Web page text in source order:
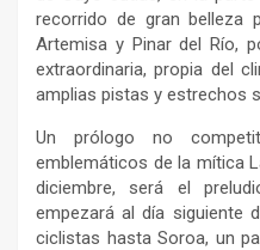
recorrido de gran belleza
Artemisa y Pinar del Río,
extraordinaria, propia del
amplias pistas y estrechos
Un prólogo no
emblemáticos de la mítica
diciembre, será el
empezará al día siguiente
ciclistas hasta Soroa, un